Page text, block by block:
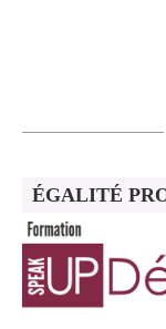
ÉGALITÉ